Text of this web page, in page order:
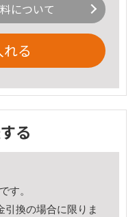
について
る
る
す。
引換の場合に限りま